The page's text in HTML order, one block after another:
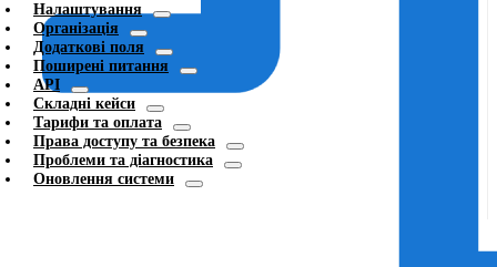
Налаштування
Організація
Додаткові поля
Поширені питання
API
Складні кейси
Тарифи та оплата
Права доступу та безпека
Проблеми та діагностика
Оновлення системи